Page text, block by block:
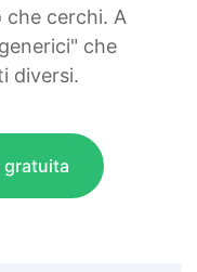
cerchi. A
che
diversi.
gratuita